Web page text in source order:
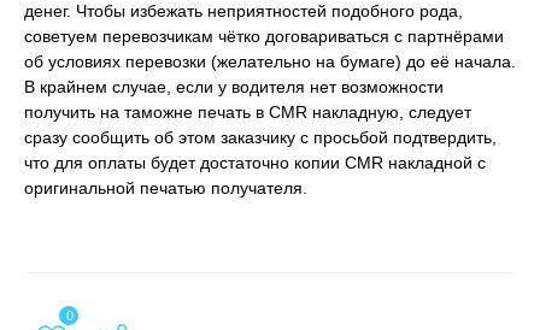
денег. Чтобы избежать неприятностей подобного рода,
советуем перевозчикам чётко договариваться с партнёрами
об условиях перевозки (желательно на бумаге) до её начала.
В крайнем случае, если у водителя нет возможности
получить на таможне печать в CMR накладную, следует
сразу сообщить об этом заказчику с просьбой подтвердить,
что для оплаты будет достаточно копии CMR накладной с
оригинальной печатью получателя.
0